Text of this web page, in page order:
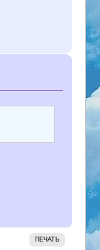
ПЕЧАТЬ